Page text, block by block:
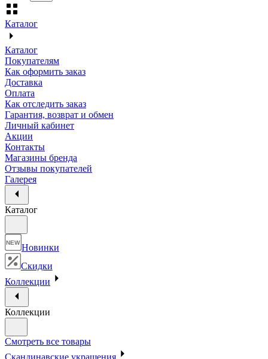
Каталог
Каталог
Покупателям
Как оформить заказ
Доставка
Оплата
Как отследить заказ
Гарантия, возврат и обмен
Личный кабинет
Акции
Контакты
Магазины бренда
Отзывы покупателей
Галерея
Каталог
NEW Новинки
Скидки
Коллекции
Коллекции
Смотреть все товары
Скандинавские украшения